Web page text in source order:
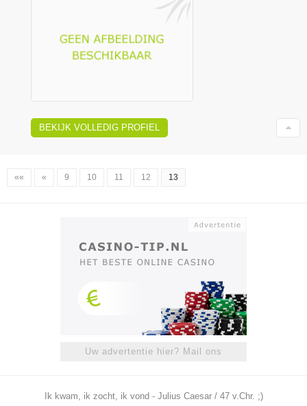
BEKIJK VOLLEDIG PROFIEL
«« « 9 10 11 12 13
Uw advertentie hier? Mail ons
Ik kwam, ik zocht, ik vond - Julius Caesar / 47 v.Chr. ;)